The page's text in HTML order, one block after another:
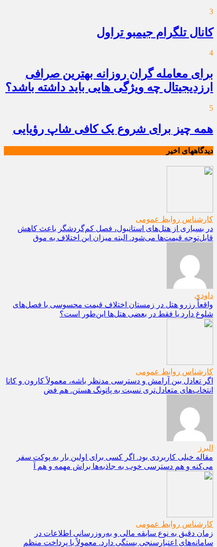
3
کانال تلگرام جیمبو تراول
4
برای معامله گران روزانه بهترین صرافی
ارزدیجیتال چه ویژگی هایی باید داشته باشد؟
5
همه چیز برای شروع یک کافی شاپ رؤیایی
دیدگاههای اخیر
کارشناس روابط عمومی
در بسیاری از هتل‌های استانبول، فصل کم‌گردشگر باعث کاهش
قابل‌توجه قیمت‌ها می‌شود. البته میزان این اختلاف به موق
داودی
واقعاً رزرو هتل در زمستان اختلاف قیمت محسوسی با فصل‌های
شلوغ دارد یا فقط در بعضی هتل‌ها این‌طور است؟
کارشناس روابط عمومی
اگر تعادل بین آرامش و دسترسی مدنظر باشه، معمولاً کارون و کاتا
انتخاب‌های متعادل‌تری نسبت به پاتونگ هستن. هم فض
البرز
مقاله خیلی کاربردی بود. اگر کسی برای اولین بار به پوکت سفر
می‌کنه و هم دسترسی خوب به جاذبه‌ها براش مهمه و هم آ
کارشناس روابط عمومی
زمان دقیق به نوع سابقه مالی و به‌روزرسانی اطلاعات در
سامانه‌های اعتبارسنجی بستگی دارد. معمولاً با پرداخت منظم